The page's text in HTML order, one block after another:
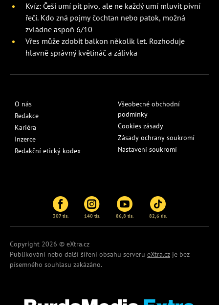
Kvíz: Češi umí pít pivo, ale ne každý umí mluvit pivní
řečí. Kdo zná pojmy čochtan nebo patok, možná
zvládne aspoň 6/10
Vřes může zdobit balkon několik let. Rozhoduje
hlavně správný květináč a zálivka
O nás
Redakce
Kariéra
Inzerce
Redakční etický kodex
Všeobecné obchodní
podmínky
Cookies zásady
Zásady ochrany soukromí
Nastavení soukromí
307 tis. 140 tis. 86,8 tis. 82,6 tis.
Copyright 2026 © eXtra.cz
Publikování nebo další šíření obsahu serveru eXtra.cz je bez
písemného souhlasu zakázáno.